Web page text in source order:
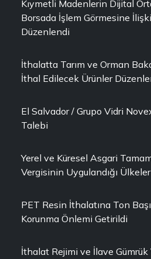
Kıymetli Madenlerin Dijital
Borsada İşlem Görmesine
Düzenlendi
İthalatta Tarım ve Orman
İthal Edilecek Ürünler
El Salvador / Grupo Vidri
Talebi
Yerel ve Küresel Asgari
Vergisinin Uygulandığı
PET Resin İthalatına Ton
Korunma Önlemi Getirildi
İthalat Rejimi ve İlave Gümrük